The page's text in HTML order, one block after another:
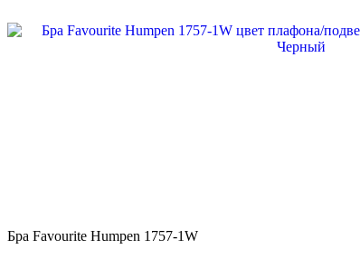
Бра Favourite Humpen 1757-1W